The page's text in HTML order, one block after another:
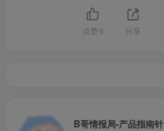
点赞 9 分享
B哥情报局-产品指南针